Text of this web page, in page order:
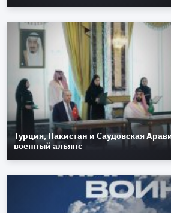
Турция, Пакистан и Саудовская
военный альянс